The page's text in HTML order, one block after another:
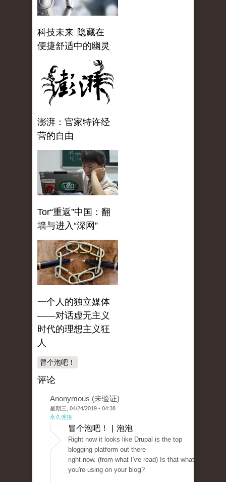
科技未来 隐藏在
便捷舒适中的幽灵
澎湃：官家特许经
营的自由
Tor“重返”中国：翻
墙与进入“深网”
一个人的独立媒体
——对话虚无主义
时代的理想主义狂
人
冒个泡吧！
评论
Anonymous (未验证)
星期三, 04/24/2019 - 04:38
永久连接
冒个泡吧！ | 泡泡
Rіght now it looks like Drupal is the top
blogging platform out there
right now. (from what I'ѵe read) Is that what
you're using on your bloց?